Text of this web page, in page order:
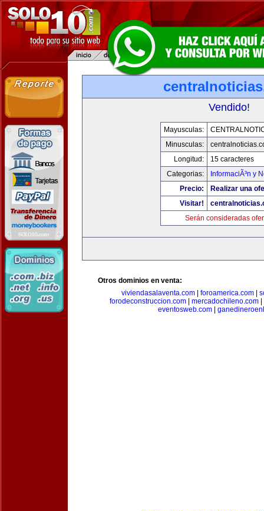
Vendido!
Mayusculas:
Minusculas:
Longitud:
15 caracteres
Categorias:
InformaciÃ³n y
Precio:
Realizar una
Visitar!
Serán consideradas
Otros dominios en venta:
viviendasalaventa.com| foroamerica.com|
forodeconstruccion.com
mercadochileno.com
eventosweb.com|